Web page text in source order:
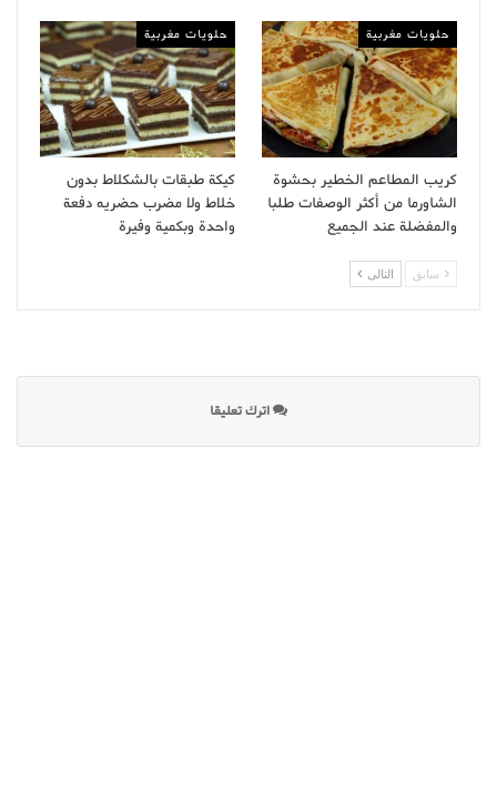
حلويات مغربية
كريب المطاعم الخطير بحشوة
الشاورما من أكثر الوصفات طلبا
والمفضلة عند الجميع
حلويات مغربية
كيكة طبقات بالشكلاط بدون
خلاط ولا مضرب حضريه دفعة
واحدة وبكمية وفيرة
سابق التالى
اترك تعليقا